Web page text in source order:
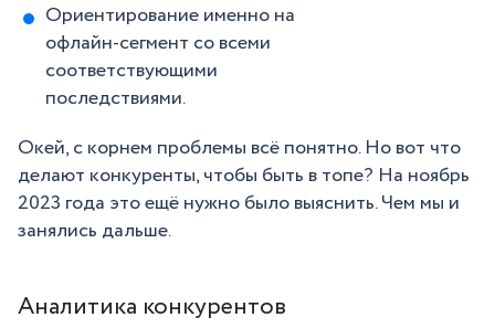
Ориентирование именно на
офлайн-сегмент со всеми
соответствующими
последствиями.
Окей, с корнем проблемы всё понятно. Но вот что
делают конкуренты, чтобы быть в топе? На ноябрь
2023 года это ещё нужно было выяснить. Чем мы и
занялись дальше.
Аналитика конкурентов